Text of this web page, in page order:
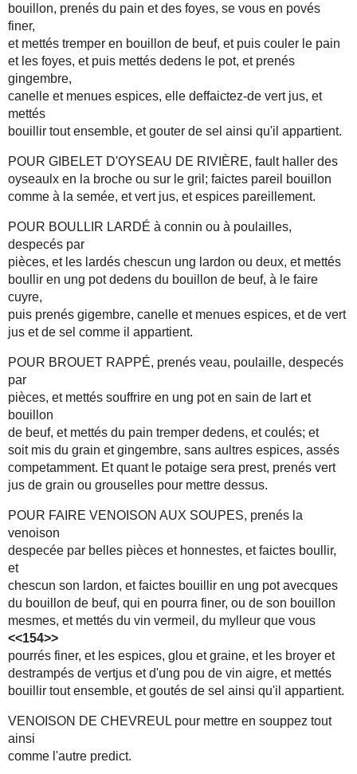
bouillon, prenés du pain et des foyes, se vous en povés
finer,
et mettés tremper en bouillon de beuf, et puis couler le pain
et les foyes, et puis mettés dedens le pot, et prenés
gingembre,
canelle et menues espices, elle deffaictez-de vert jus, et
mettés
bouillir tout ensemble, et gouter de sel ainsi qu'il appartient.
POUR GIBELET D'OYSEAU DE RIVIÈRE, fault haller des
oyseaulx en la broche ou sur le gril; faictes pareil bouillon
comme à la semée, et vert jus, et espices pareillement.
POUR BOULLIR LARDÉ à connin ou à poulailles,
despecés par
pièces, et les lardés chescun ung lardon ou deux, et mettés
boullir en ung pot dedens du bouillon de beuf, à le faire
cuyre,
puis prenés gigembre, canelle et menues espices, et de vert
jus et de sel comme il appartient.
POUR BROUET RAPPÉ, prenés veau, poulaille, despecés
par
pièces, et mettés souffrire en ung pot en sain de lart et
bouillon
de beuf, et mettés du pain tremper dedens, et coulés; et
soit mis du grain et gingembre, sans aultres espices, assés
competamment. Et quant le potaige sera prest, prenés vert
jus de grain ou grouselles pour mettre dessus.
POUR FAIRE VENOISON AUX SOUPES, prenés la
venoison
despecée par belles pièces et honnestes, et faictes boullir,
et
chescun son lardon, et faictes bouillir en ung pot avecques
du bouillon de beuf, qui en pourra finer, ou de son bouillon
mesmes, et mettés du vin vermeil, du mylleur que vous
<<154>>
pourrés finer, et les espices, glou et graine, et les broyer et
destrampés de vertjus et d'ung pou de vin aigre, et mettés
bouillir tout ensemble, et goutés de sel ainsi qu'il appartient.
VENOISON DE CHEVREUL pour mettre en souppez tout
ainsi
comme l'autre predict.